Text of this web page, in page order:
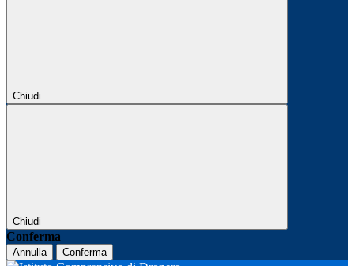
Chiudi
Chiudi
Conferma
Annulla Conferma